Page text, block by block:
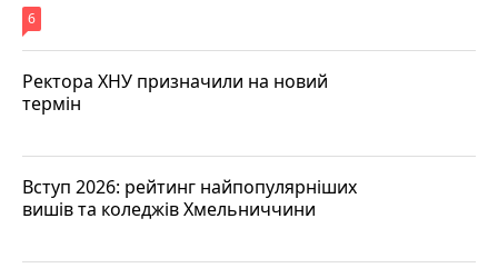
6
Ректора ХНУ призначили на новий
термін
Вступ 2026: рейтинг найпопулярніших
вишів та коледжів Хмельниччини